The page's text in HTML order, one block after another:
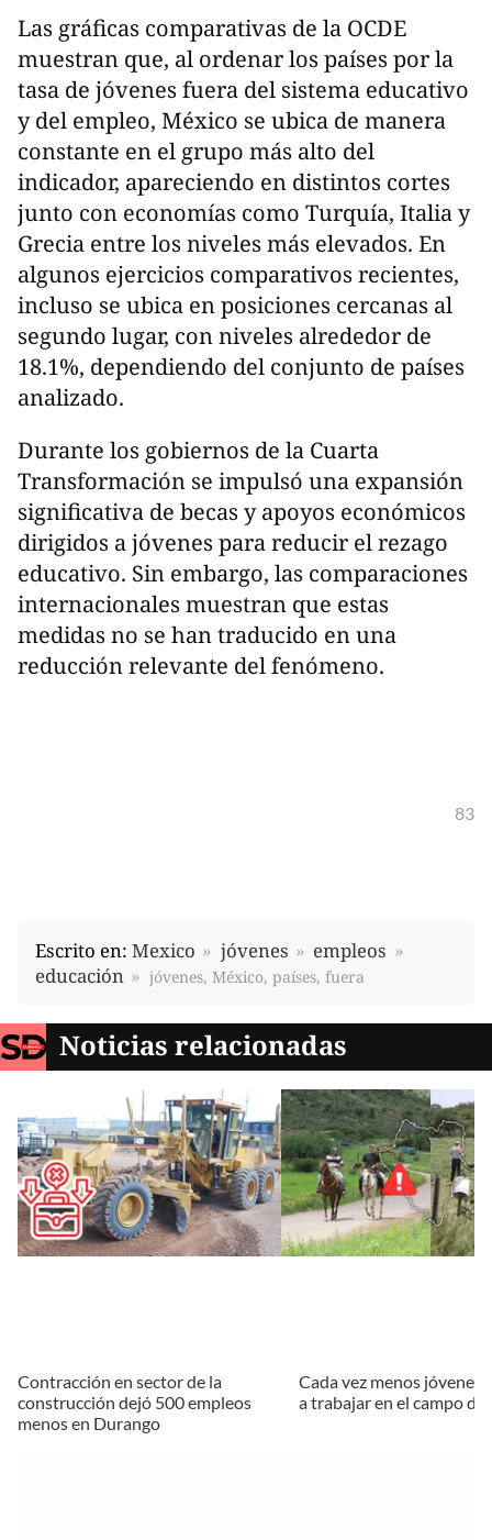
Las gráficas comparativas de la OCDE
muestran que, al ordenar los países por la
tasa de jóvenes fuera del sistema educativo
y del empleo, México se ubica de manera
constante en el grupo más alto del
indicador, apareciendo en distintos cortes
junto con economías como Turquía, Italia y
Grecia entre los niveles más elevados. En
algunos ejercicios comparativos recientes,
incluso se ubica en posiciones cercanas al
segundo lugar, con niveles alrededor de
18.1%, dependiendo del conjunto de países
analizado.
Durante los gobiernos de la Cuarta
Transformación se impulsó una expansión
significativa de becas y apoyos económicos
dirigidos a jóvenes para reducir el rezago
educativo. Sin embargo, las comparaciones
internacionales muestran que estas
medidas no se han traducido en una
reducción relevante del fenómeno.
83
Escrito en: Mexico jóvenes
empleos
educación
jóvenes, México, países, fuera
Noticias relacionadas
Contracción en sector de la
construcción dejó 500 empleos
menos en Durango
Cada vez menos jóvenes
a trabajar en el campo